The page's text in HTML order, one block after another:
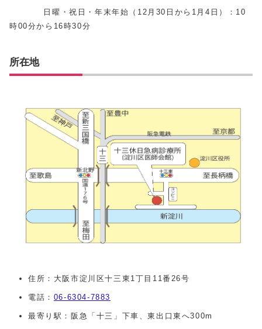
日曜・祝日・年末年始（12月30日から1月4日）：10
時00分から16時30分
所在地
住所：大阪市淀川区十三東1丁目11番26号
電話： 06-6304-7883
最寄り駅：阪急「十三」下車、東出口東へ300m